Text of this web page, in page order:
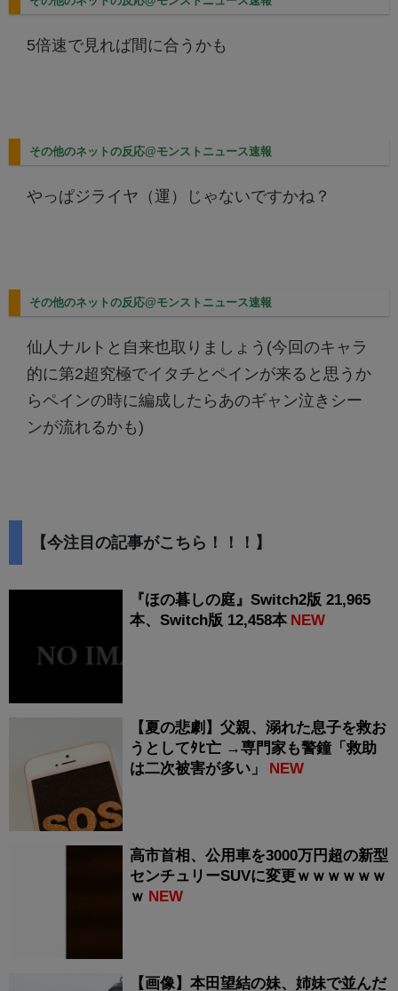
5倍速で見れば間に合うかも
その他のネットの反応@モンストニュース速報
やっぱジライヤ（運）じゃないですかね？
その他のネットの反応@モンストニュース速報
仙人ナルトと自来也取りましょう(今回のキャラ
的に第2超究極でイタチとペインが来ると思うか
らペインの時に編成したらあのギャン泣きシー
ンが流れるかも)
【今注目の記事がこちら！！！】
『ほの暮しの庭』Switch2版 21,965
本、Switch版 12,458本 NEW
【夏の悲劇】父親、溺れた息子を救お
うとしてﾀﾋ亡 →専門家も警鐘「救助
は二次被害が多い」
NEW
高市首相、公用車を3000万円超の新型
センチュリーSUVに変更ｗｗｗｗｗｗ
ｗ NEW
【画像】本田望結の妹、姉妹で並んだ